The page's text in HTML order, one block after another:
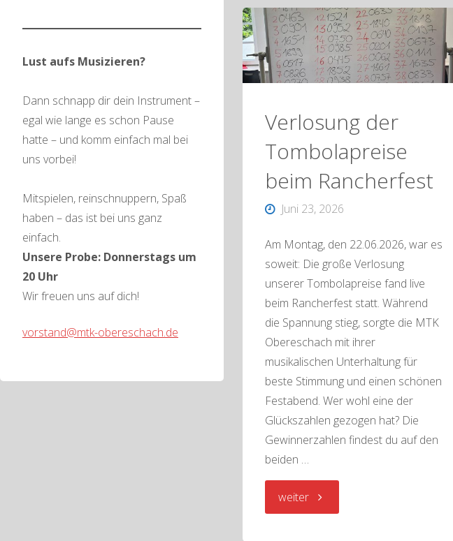
Verlosung der
Tombolapreise
beim Rancherfest
Juni 23, 2026
Am Montag, den 22.06.2026, war es
soweit: Die große Verlosung
unserer Tombolapreise fand live
beim Rancherfest statt. Während
die Spannung stieg, sorgte die MTK
Obereschach mit ihrer
musikalischen Unterhaltung für
beste Stimmung und einen schönen
Festabend. Wer wohl eine der
Glückszahlen gezogen hat? Die
Gewinnerzahlen findest du auf den
beiden …
weiter"Verlosung
Lust aufs Musizieren?
Dann schnapp dir dein Instrument –
egal wie lange es schon Pause
hatte – und komm einfach mal bei
uns vorbei!
Mitspielen, reinschnuppern, Spaß
haben – das ist bei uns ganz
einfach.
Unsere Probe: Donnerstags um
20 Uhr
Wir freuen uns auf dich!
vorstand@mtk-obereschach.de